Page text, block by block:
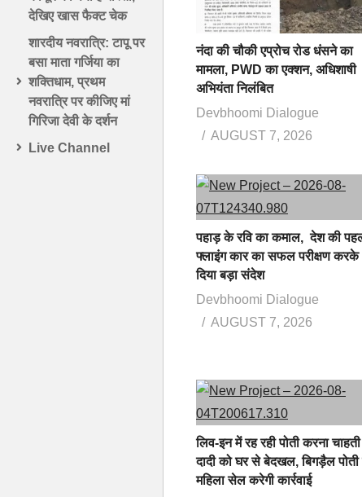
देखिए खास फैक्ट चेक
शारदीय नवरात्रि: टापू पर
बसा माता गर्जिया का
शक्तिधाम, प्रथम
नवरात्रि पर कीजिए मां
गिरिजा देवी के दर्शन
Live Channel
नंदा की चौकी एप्रोच रोड धंसने का
मामला, PWD का एक्शन, अधिशाषी
अभियंता निलंबित
Devbhoomi Dialogue
AUGUST 7, 2026
पहाड़ के रवि का कमाल, देश की
फ्लाइंग कार का सफल परीक्षण करके
दिया बड़ा संदेश
Devbhoomi Dialogue
AUGUST 7, 2026
लिव-इन में रह रही पोती करना
दादी को घर से बेदखल, बिगड़ैल पोती
महिला सेल करेगी कार्रवाई